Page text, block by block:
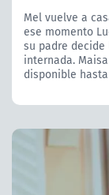
Mel vuelve a
ese momento
su padre
internada.
disponible